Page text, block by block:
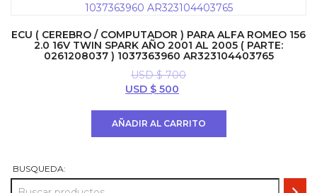
ECU ( CEREBRO / COMPUTADOR ) PARA ALFA ROMEO 156
2.0 16V TWIN SPARK AÑO 2001 AL 2005 ( PARTE:
0261208037 ) 1037363960 AR323104403765
USD $700
El
USD $ 500
AÑADIR AL CARRITO
BUSQUEDA: